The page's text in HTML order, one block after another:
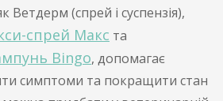
Ветдерм (спрей і суспензія),
спрей Макс та
Bingo, допомагає
симптоми та покращити стан